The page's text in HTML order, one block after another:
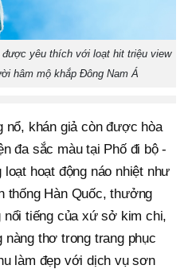
được yêu thích với loạt hit triệu view
hâm mộ khắp Đông Nam Á
nổ, khán giả còn được hòa
đa sắc màu tại Phố đi bộ -
hoạt động náo nhiệt như
thống Hàn Quốc, thưởng
tiếng của xứ sở kim chi,
nàng thơ trong trang phục
làm đẹp với dịch vụ sơn